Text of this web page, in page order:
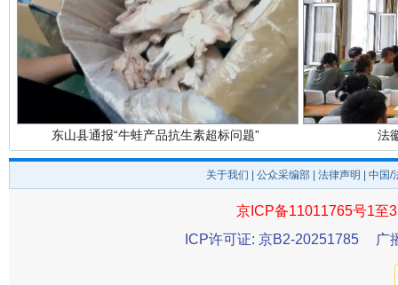
东山县通报“牛蛙产品抗生素超标问题” 法
关于我们 公众采编部 法律声明 | 中国
京ICP备11011765号1至
ICP许可证: 京B2-20251785
广